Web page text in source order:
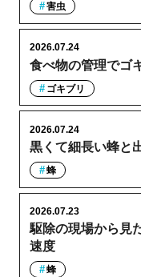
害虫
食べ物の管理でゴ
2026.07.24
ゴキブリ
黒くて細長い蜂と
2026.07.24
蜂
駆除の現場から見
速度
2026.07.23
蜂